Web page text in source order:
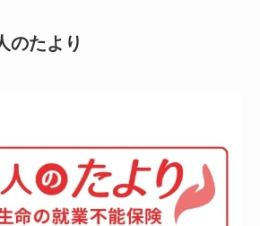
のたより